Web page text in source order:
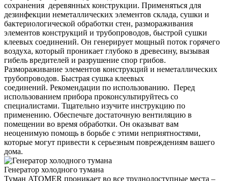
сохранения деревянных конструкции. Применяться для
дезинфекции неметаллических элементов склада, сушки и
бактериологической обработки стен, размораживания
элементов конструкций и трубопроводов, быстрой сушки
клеевых соединений. Он генерирует мощный поток горячего
воздуха, который проникает глубоко в древесину, вызывая
гибель вредителей и разрушение спор грибов.
Размораживание элементов конструкций и неметаллических
трубопроводов. Быстрая сушка клеевых
соединений. Рекомендации по использованию. Перед
использованием прибора проконсультируйтесь со
специалистами. Тщательно изучите инструкцию по
применению. Обеспечьте достаточную вентиляцию в
помещении во время обработки. Он оказыват вам
неоценимую помощь в борьбе с этими неприятностями,
которые могут привести к серьезным повреждениям вашего
дома.
Генератор холодного тумана
Туман ATOMER проникает во все труднодоступные места –